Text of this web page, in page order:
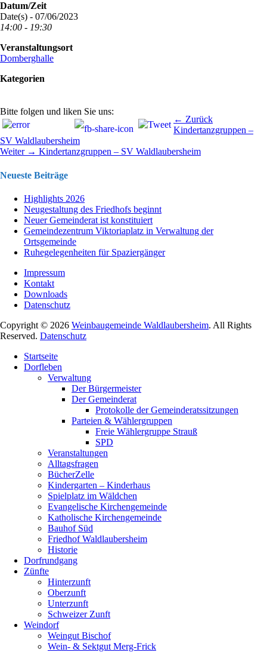
Datum/Zeit
Date(s) - 07/06/2023
14:00 - 19:30
Veranstaltungsort
Domberghalle
Kategorien
Bitte folgen und liken Sie uns:
Beitragsnavigation ← Zurück
Beitrag:
Kindertanzgruppen –
SV Waldlaubersheim
Weiter → Nächster
Kindertanzgruppen – SV Waldlaubersheim
Neueste Beiträge
Highlights 2026
Neugestaltung des Friedhofs beginnt
Neuer Gemeinderat ist konstituiert
Gemeindezentrum Viktoriaplatz in Verwaltung der
Ortsgemeinde
Ruhegelegenheiten für Spaziergänger
Impressum
Kontakt
Downloads
Datenschutz
Copyright © 2026 Weinbaugemeinde Waldlaubersheim. All Rights
Reserved. Datenschutz
oben
scrollen
Startseite
Dorfleben
Verwaltung
Der Bürgermeister
Der Gemeinderat
Protokolle der Gemeinderatssitzungen
Parteien & Wählergruppen
Freie Wählergruppe Strauß
SPD
Veranstaltungen
Alltagsfragen
BücherZelle
Kindergarten – Kinderhaus
Spielplatz im Wäldchen
Evangelische Kirchengemeinde
Katholische Kirchengemeinde
Bauhof Süd
Friedhof Waldlaubersheim
Historie
Dorfrundgang
Zünfte
Hinterzunft
Oberzunft
Unterzunft
Schweizer Zunft
Weindorf
Weingut Bischof
Wein- & Sektgut Merg-Frick